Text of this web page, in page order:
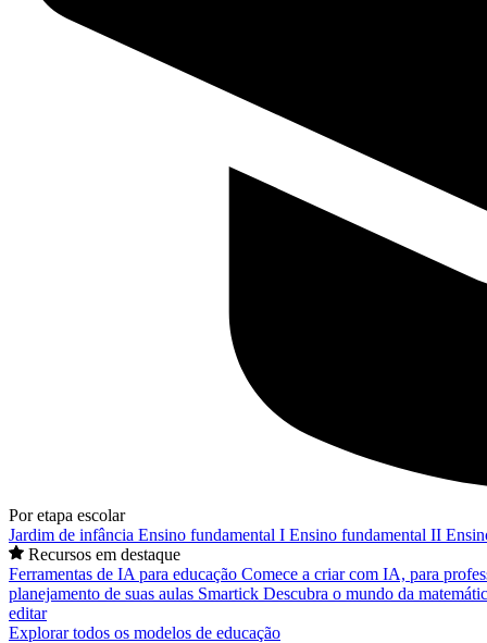
Por etapa escolar
Jardim de infância Ensino fundamental I Ensino fundamental II
Recursos em destaque
Ferramentas de IA para educação Comece a criar com IA, para
planejamento de suas aulas Smartick Descubra o mundo da
editar
Explorar todos os modelos de educação